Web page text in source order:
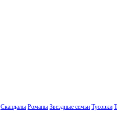
Скандалы Романы Звездные семьи Тусовки